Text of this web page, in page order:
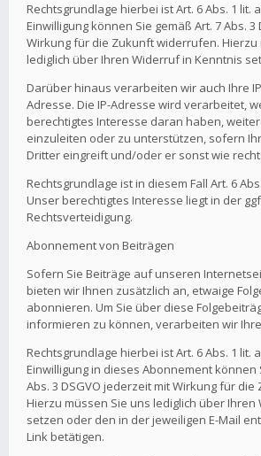
Rechtsgrundlage hierbei ist Art. 6 Abs. 1 lit.
Einwilligung können Sie gemäß Art. 7 Abs. 3
Wirkung für die Zukunft widerrufen. Hierzu
lediglich über Ihren Widerruf in Kenntnis
Darüber hinaus verarbeiten wir auch Ihre
Adresse. Die IP-Adresse wird verarbeitet,
berechtigtes Interesse daran haben,
einzuleiten oder zu unterstützen, sofern
Dritter eingreift und/oder er sonst wie
Rechtsgrundlage ist in diesem Fall Art. 6
Unser berechtigtes Interesse liegt in der
Rechtsverteidigung.
Abonnement von Beiträgen
Sofern Sie Beiträge auf unseren
bieten wir Ihnen zusätzlich an, etwaige
abonnieren. Um Sie über diese
informieren zu können, verarbeiten wir
Rechtsgrundlage hierbei ist Art. 6 Abs. 1 lit.
Einwilligung in dieses Abonnement können
Abs. 3 DSGVO jederzeit mit Wirkung für
Hierzu müssen Sie uns lediglich über
setzen oder den in der jeweiligen E-Mail
Link betätigen.